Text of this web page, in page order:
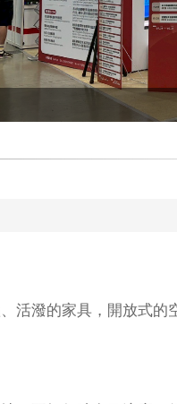
活潑的家具，開放式的